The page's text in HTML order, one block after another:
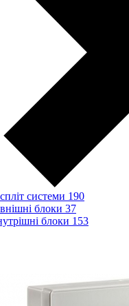
системи 190
блоки 37
блоки 153